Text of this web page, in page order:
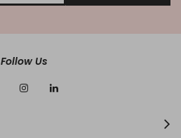
Follow Us